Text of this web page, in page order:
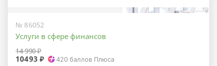
№ 86052
Услуги в сфере финансов
14 990 ₽
10493 ₽ 420 баллов Плюса